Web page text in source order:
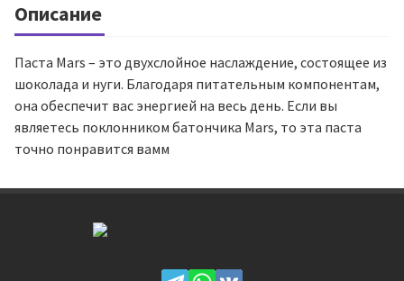
Описание
Паста Mars – это двухслойное наслаждение, состоящее из
шоколада и нуги. Благодаря питательным компонентам,
она обеспечит вас энергией на весь день. Если вы
являетесь поклонником батончика Mars, то эта паста
точно понравится вамм